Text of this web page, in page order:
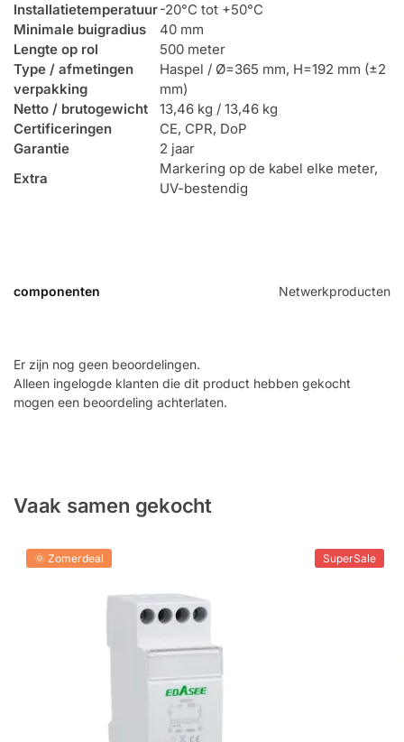
Installatietemperatuur-20°C tot +50°C
Minimale buigradius
40 mm
Lengte op rol
500 meter
Type / afmetingen
verpakking
Haspel / Ø=365 mm, H=192 mm (±2
mm)
Netto / brutogewicht
13,46 kg / 13,46 kg
Certificeringen
CE, CPR, DoP
Garantie
2 jaar
Extra
Markering op de kabel elke meter,
UV-bestendig
componenten Netwerkproducten
Er zijn nog geen beoordelingen.
Alleen ingelogde klanten die dit product hebben gekocht
mogen een beoordeling achterlaten.
Vaak samen gekocht
🌞 Zomerdeal SuperSale